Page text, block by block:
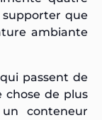
que
ambiante
passent de
de plus
conteneur